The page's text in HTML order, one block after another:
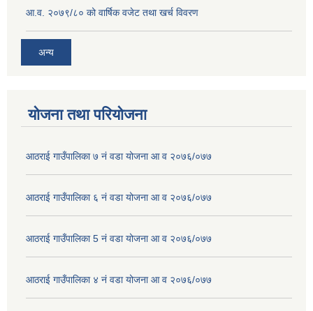
आ.व. २०७९/८० को वार्षिक वजेट तथा खर्च विवरण
अन्य
योजना तथा परियोजना
आठराई गाउँपालिका ७ नं वडा योजना आ व २०७६/०७७
आठराई गाउँपालिका ६ नं वडा योजना आ व २०७६/०७७
आठराई गाउँपालिका 5 नं वडा योजना आ व २०७६/०७७
आठराई गाउँपालिका ४ नं वडा योजना आ व २०७६/०७७